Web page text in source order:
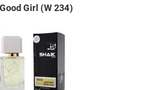
Girl (W 234)